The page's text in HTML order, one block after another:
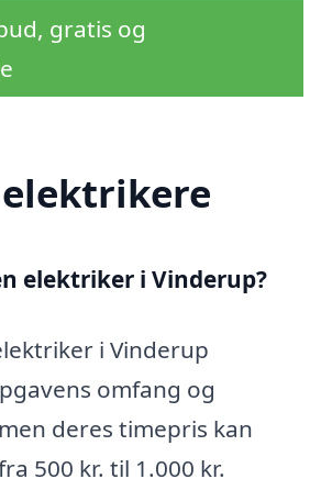
gratis og
elektrikere
elektriker i Vinderup?
i Vinderup
omfang og
deres timepris kan
500 kr. til 1.000 kr.